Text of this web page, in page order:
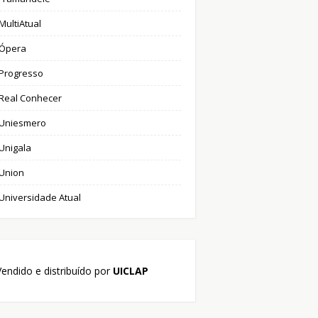
Conhecer
Atual
e distribuído por UICLAP